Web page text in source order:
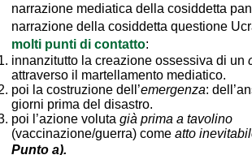
narrazione mediatica della cosiddetta
narrazione della cosiddetta questione
molti punti di contatto:
innanzitutto la creazione ossessiva di un
attraverso il martellamento mediatico.
poi la costruzione dell’emergenza:
giorni prima del disastro.
poi l’azione voluta già prima a tavolino
(vaccinazione/guerra) come atto
Punto a).